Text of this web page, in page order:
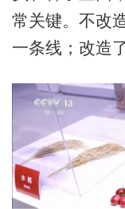
常关键。不改
一条线；改造